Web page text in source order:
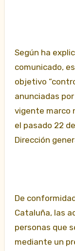
Según ha
comunicado,
objetivo
anunciadas
vigente marco
el pasado 22
Dirección
De
Cataluña, las
personas que
mediante un